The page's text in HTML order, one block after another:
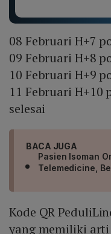
08 Februari H+7
09 Februari H+8
10 Februari H+9
11 Februari
selesai
BACA JUGA
Pasien Isoman
Telemedicine,
Kode QR
yang memiliki